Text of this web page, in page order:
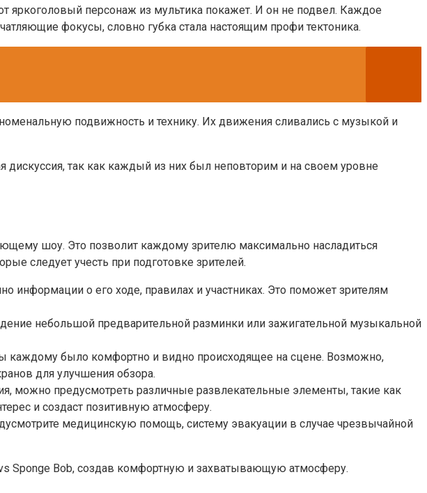
яркоголовый персонаж из мультика покажет. И он не подвел. Каждое
фокусы, словно губка стала настоящим профи тектоника.
подвижность и технику. Их движения сливались с музыкой и
дискуссия, так как каждый из них был неповторим и на своем уровне
шоу. Это позволит каждому зрителю максимально насладиться
следует учесть при подготовке зрителей.
информации о его ходе, правилах и участниках. Это поможет зрителям
небольшой предварительной разминки или зажигательной музыкальной
каждому было комфортно и видно происходящее на сцене. Возможно,
для улучшения обзора.
можно предусмотреть различные развлекательные элементы, такие как
и создаст позитивную атмосферу.
медицинскую помощь, систему эвакуации в случае чрезвычайной
Sponge Bob, создав комфортную и захватывающую атмосферу.